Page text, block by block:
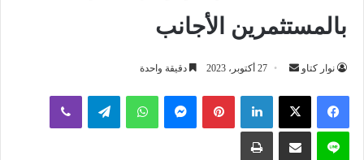
بالمستثمرين الأجانب
نوار كتاو
أرسل
إلكترونيا
27 أكتوبر، 2023 دقيقة واحدة
لينكدإن بينتيريستماسنجر واتساب تيلقرام ڤايبر
لاين مشاركة عبر البريد طباعة